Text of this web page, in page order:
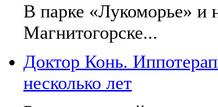
В парке «Лукоморье» и
Магнитогорске...
Доктор Конь.
несколько лет